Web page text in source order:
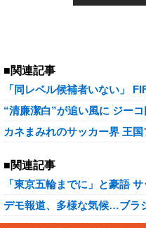
■関連記事
「同レベル候補者いない」
“清廉潔白”が追い風に ジー
カネまみれのサッカー界 王
■関連記事
「東京五輪までに」と豪語
デモ報道、多様な気候…ブラ